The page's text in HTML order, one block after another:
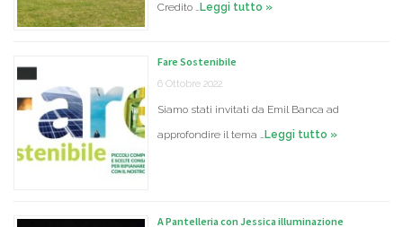
Credito …Leggi tutto »
Fare Sostenibile
6 Ottobre 2022
Siamo stati invitati da Emil Banca ad
approfondire il tema …Leggi tutto »
A Pantelleria con Jessica illuminazione